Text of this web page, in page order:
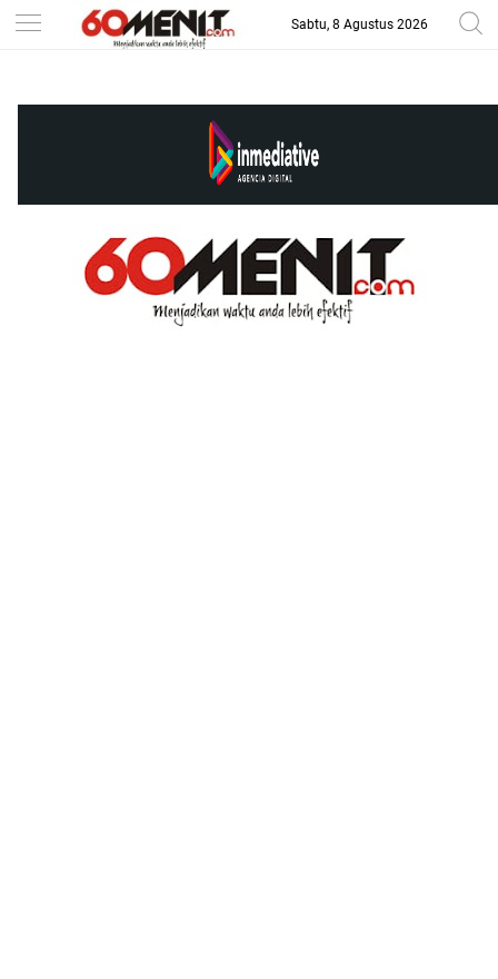
--> Sabtu, 8 Agustus 2026